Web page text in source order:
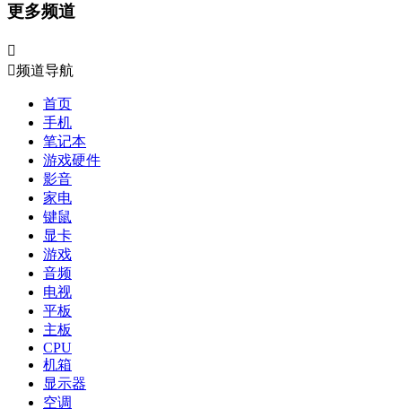
更多频道

频道导航
首页
手机
笔记本
游戏硬件
影音
家电
键鼠
显卡
游戏
音频
电视
平板
主板
CPU
机箱
显示器
空调